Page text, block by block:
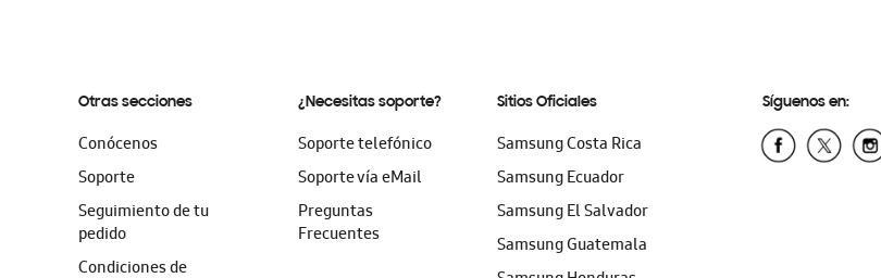
Otras secciones
Conócenos
Soporte
Seguimiento de tu
pedido
Condiciones de
¿Necesitas soporte?
Soporte telefónico
Soporte vía eMail
Preguntas
Frecuentes
Sitios Oficiales
Samsung Costa Rica
Samsung Ecuador
Samsung El Salvador
Samsung Guatemala
Síguenos en: